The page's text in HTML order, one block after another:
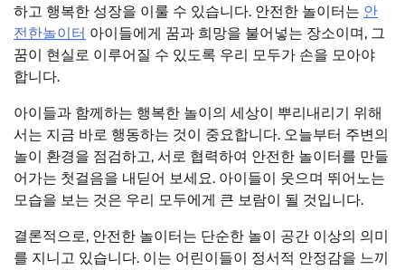
하고 행복한 성장을 이룰 수 있습니다. 안전한 놀이터는 안
전한놀이터 아이들에게 꿈과 희망을 불어넣는 장소이며, 그
꿈이 현실로 이루어질 수 있도록 우리 모두가 손을 모아야
합니다.
아이들과 함께하는 행복한 놀이의 세상이 뿌리내리기 위해
서는 지금 바로 행동하는 것이 중요합니다. 오늘부터 주변의
놀이 환경을 점검하고, 서로 협력하여 안전한 놀이터를 만들
어가는 첫걸음을 내딛어 보세요. 아이들이 웃으며 뛰어노는
모습을 보는 것은 우리 모두에게 큰 보람이 될 것입니다.
결론적으로, 안전한 놀이터는 단순한 놀이 공간 이상의 의미
를 지니고 있습니다. 이는 어린이들이 정서적 안정감을 느끼